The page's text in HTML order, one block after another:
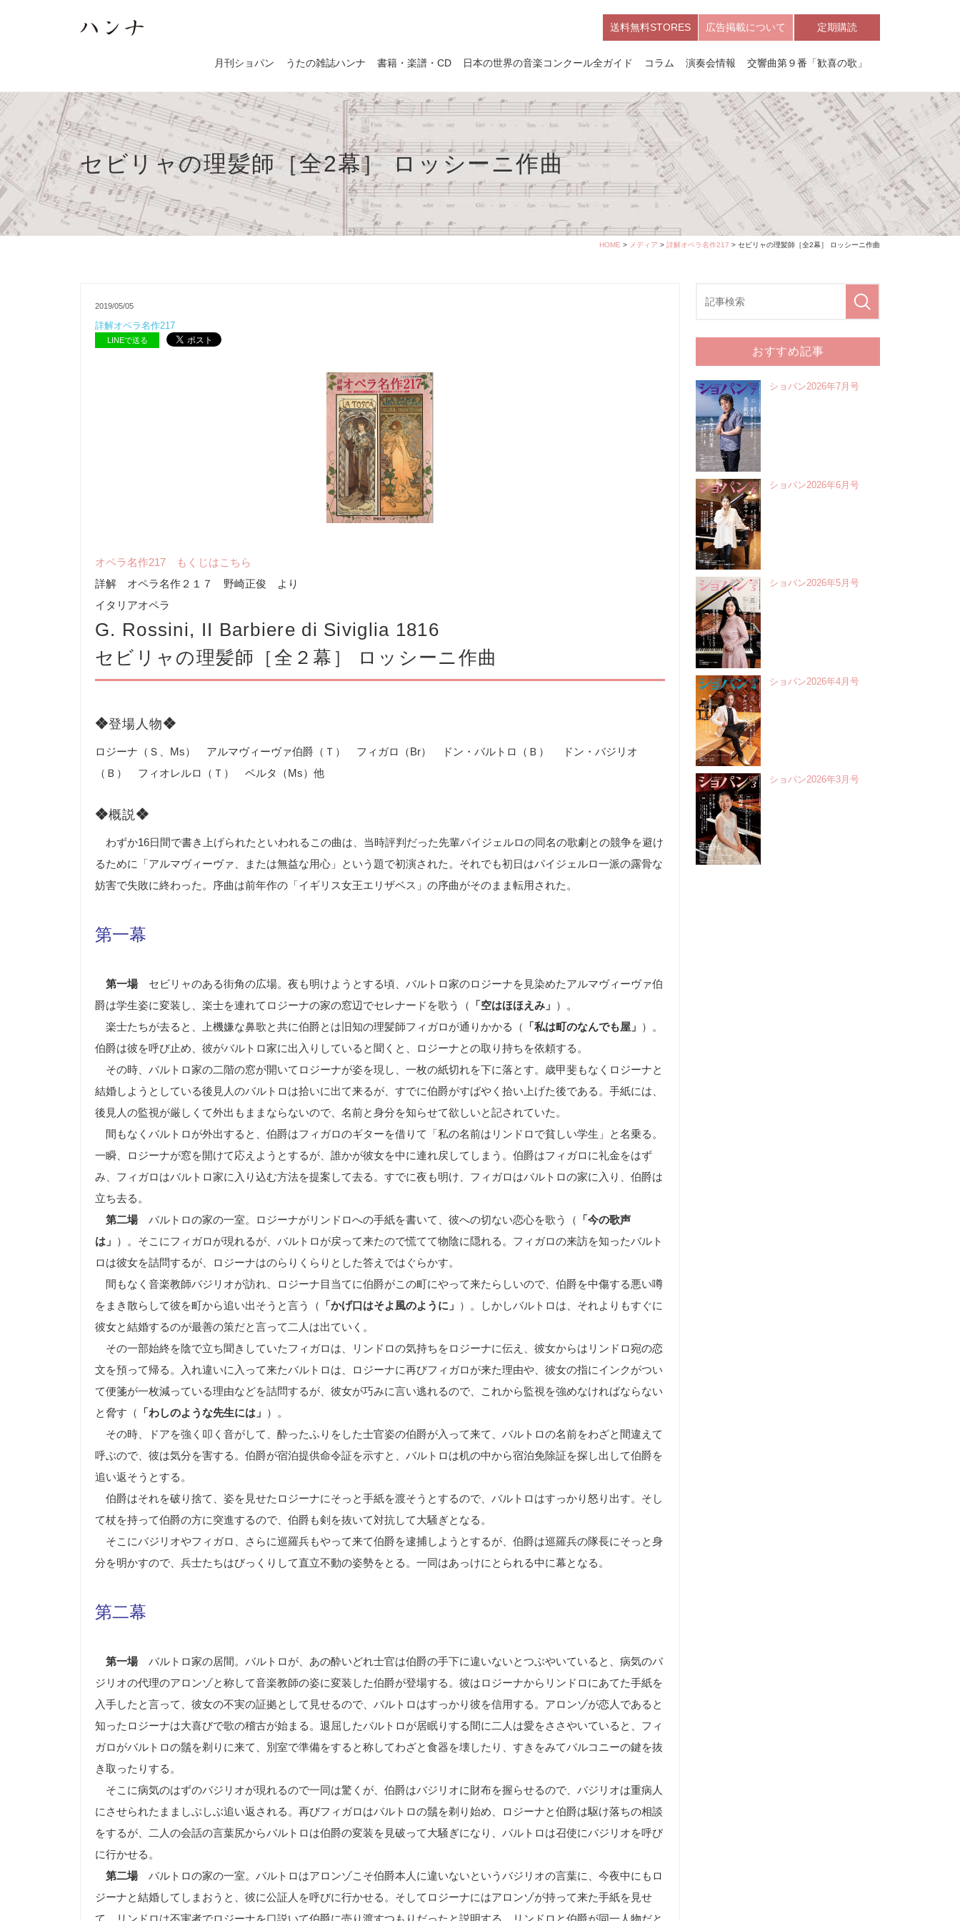
送料無料STORES 広告掲載について 定期購読
月刊ショパン うたの雑誌ハンナ 書籍・楽譜・CD 日本の世界の音楽コンクール全ガイド コラム 演奏会情報 交響曲第９番「歓喜の歌」
セビリャの理髪師［全2幕］ ロッシーニ作曲
HOME > メディア > 詳解オペラ名作217 > セビリャの理髪師［全2幕］ ロッシーニ作曲
2019/05/05
詳解オペラ名作217
LINEで送る
オペラ名作217 もくじはこちら
詳解 オペラ名作２１７ 野崎正俊 より
イタリアオペラ
G. Rossini, II Barbiere di Siviglia 1816
セビリャの理髪師［全２幕］ ロッシーニ作曲
❖登場人物❖
ロジーナ（Ｓ、Ms） アルマヴィーヴァ伯爵（Ｔ） フィガロ（Br） ドン・バルトロ（Ｂ） ドン・バジリオ
（Ｂ） フィオレルロ（Ｔ） ベルタ（Ms）他
❖概説❖
わずか16日間で書き上げられたといわれるこの曲は、当時評判だった先輩パイジェルロの同名の歌劇との競争を避け
るために「アルマヴィーヴァ、または無益な用心」という題で初演された。それでも初日はパイジェルロ一派の露骨な
妨害で失敗に終わった。序曲は前年作の「イギリス女王エリザベス」の序曲がそのまま転用された。
第一幕
第一場セビリャのある街角の広場。夜も明けようとする頃、バルトロ家のロジーナを見染めたアルマヴィーヴァ伯
爵は学生姿に変装し、楽士を連れてロジーナの家の窓辺でセレナードを歌う（
「空はほほえみ」 ）。
楽士たちが去ると、上機嫌な鼻歌と共に伯爵とは旧知の理髪師フィガロが通りかかる（
「私は町のなんでも屋」 ）。
伯爵は彼を呼び止め、彼がバルトロ家に出入りしていると聞くと、ロジーナとの取り持ちを依頼する。
その時、バルトロ家の二階の窓が開いてロジーナが姿を現し、一枚の紙切れを下に落とす。歳甲斐もなくロジーナと
結婚しようとしている後見人のバルトロは拾いに出て来るが、すでに伯爵がすばやく拾い上げた後である。手紙には、
後見人の監視が厳しくて外出もままならないので、名前と身分を知らせて欲しいと記されていた。
間もなくバルトロが外出すると、伯爵はフィガロのギターを借りて「私の名前はリンドロで貧しい学生」と名乗る。
一瞬、ロジーナが窓を開けて応えようとするが、誰かが彼女を中に連れ戻してしまう。伯爵はフィガロに礼金をはず
み、フィガロはバルトロ家に入り込む方法を提案して去る。すでに夜も明け、フィガロはバルトロの家に入り、伯爵は
立ち去る。
第二場バルトロの家の一室。ロジーナがリンドロへの手紙を書いて、彼への切ない恋心を歌う（
「今の歌声
は」 ）。そこにフィガロが現れるが、バルトロが戻って来たので慌てて物陰に隠れる。フィガロの来訪を知ったバルト
ロは彼女を詰問するが、ロジーナはのらりくらりとした答えではぐらかす。
間もなく音楽教師バジリオが訪れ、ロジーナ目当てに伯爵がこの町にやって来たらしいので、伯爵を中傷する悪い噂
をまき散らして彼を町から追い出そうと言う（
「かげ口はそよ風のように」 ）。しかしバルトロは、それよりもすぐに
彼女と結婚するのが最善の策だと言って二人は出ていく。
その一部始終を陰で立ち聞きしていたフィガロは、リンドロの気持ちをロジーナに伝え、彼女からはリンドロ宛の恋
文を預って帰る。入れ違いに入って来たバルトロは、ロジーナに再びフィガロが来た理由や、彼女の指にインクがつい
て便箋が一枚減っている理由などを詰問するが、彼女が巧みに言い逃れるので、これから監視を強めなければならない
と脅す（
「わしのような先生には」 ）。
その時、ドアを強く叩く音がして、酔ったふりをした士官姿の伯爵が入って来て、バルトロの名前をわざと間違えて
呼ぶので、彼は気分を害する。伯爵が宿泊提供命令証を示すと、バルトロは机の中から宿泊免除証を探し出して伯爵を
追い返そうとする。
伯爵はそれを破り捨て、姿を見せたロジーナにそっと手紙を渡そうとするので、バルトロはすっかり怒り出す。そし
て杖を持って伯爵の方に突進するので、伯爵も剣を抜いて対抗して大騒ぎとなる。
そこにバジリオやフィガロ、さらに巡羅兵もやって来て伯爵を逮捕しようとするが、伯爵は巡羅兵の隊長にそっと身
分を明かすので、兵士たちはびっくりして直立不動の姿勢をとる。一同はあっけにとられる中に幕となる。
第二幕
第一場バルトロ家の居間。バルトロが、あの酔いどれ士官は伯爵の手下に違いないとつぶやいていると、病気のバ
ジリオの代理のアロンゾと称して音楽教師の姿に変装した伯爵が登場する。彼はロジーナからリンドロにあてた手紙を
入手したと言って、彼女の不実の証拠として見せるので、バルトロはすっかり彼を信用する。アロンゾが恋人であると
知ったロジーナは大喜びで歌の稽古が始まる。退屈したバルトロが居眠りする間に二人は愛をささやいていると、フィ
ガロがバルトロの鬚を剃りに来て、別室で準備をすると称してわざと食器を壊したり、すきをみてバルコニーの鍵を抜
き取ったりする。
そこに病気のはずのバジリオが現れるので一同は驚くが、伯爵はバジリオに財布を握らせるので、バジリオは重病人
にさせられたまましぶしぶ追い返される。再びフィガロはバルトロの鬚を剃り始め、ロジーナと伯爵は駆け落ちの相談
をするが、二人の会話の言葉尻からバルトロは伯爵の変装を見破って大騒ぎになり、バルトロは召使にバジリオを呼び
に行かせる。
第二場バルトロの家の一室。バルトロはアロンゾこそ伯爵本人に違いないというバジリオの言葉に、今夜中にもロ
ジーナと結婚してしまおうと、彼に公証人を呼びに行かせる。そしてロジーナにはアロンゾが持って来た手紙を見せ
て、リンドロは不実者でロジーナを口説いて伯爵に売り渡すつもりだったと説明する。リンドロと伯爵が同一人物だと
おすすめ記事
ショパン2026年7月号
ショパン2026年6月号
ショパン2026年5月号
ショパン2026年4月号
ショパン2026年3月号